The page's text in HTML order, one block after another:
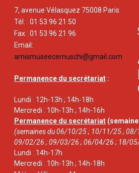
7, avenue Vélasquez 75008 Paris
Tél. : 01 53 96 21 50
Fax : 01 53 96 21 96
Email:
amismuseecernuschi@gmail.com
Permanence du secrétariat :
Lundi : 12h-13h ; 14h-18h
Mercredi : 10h-13h ; 14h-16h
Permanence du secrétariat
(semaines du 06/10/25 ; 10/11/25 ;
09/02/26 ; 09/03/26 ; 06/04/26 ; 18/
Lundi : 14h-17h
Mercredi : 10h-13h ; 14h-18h